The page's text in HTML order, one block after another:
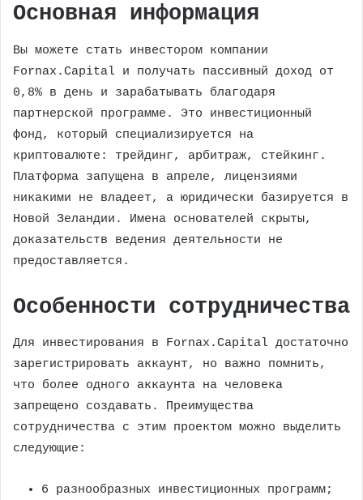
Основная информация
Вы можете стать инвестором компании
Fornax.Capital и получать пассивный доход от
0,8% в день и зарабатывать благодаря
партнерской программе. Это инвестиционный
фонд, который специализируется на
криптовалюте: трейдинг, арбитраж, стейкинг.
Платформа запущена в апреле, лицензиями
никакими не владеет, а юридически базируется в
Новой Зеландии. Имена основателей скрыты,
доказательств ведения деятельности не
предоставляется.
Особенности сотрудничества
Для инвестирования в Fornax.Capital достаточно
зарегистрировать аккаунт, но важно помнить,
что более одного аккаунта на человека
запрещено создавать. Преимущества
сотрудничества с этим проектом можно выделить
следующие:
6 разнообразных инвестиционных программ;